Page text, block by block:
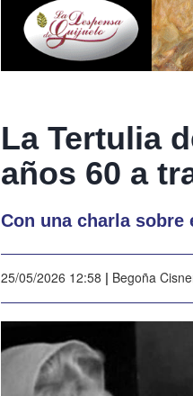
La Tertulia
años 60 a
Con una charla sobre
25/05/2026 12:58 | Begoña